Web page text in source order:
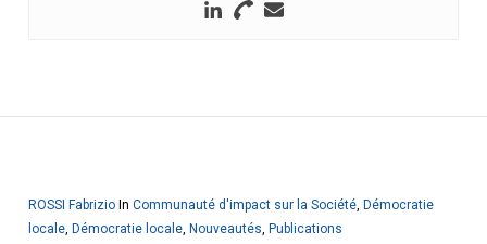
ROSSI Fabrizio In Communauté d'impact sur la Société, Démocratie
locale, Démocratie locale, Nouveautés Publications